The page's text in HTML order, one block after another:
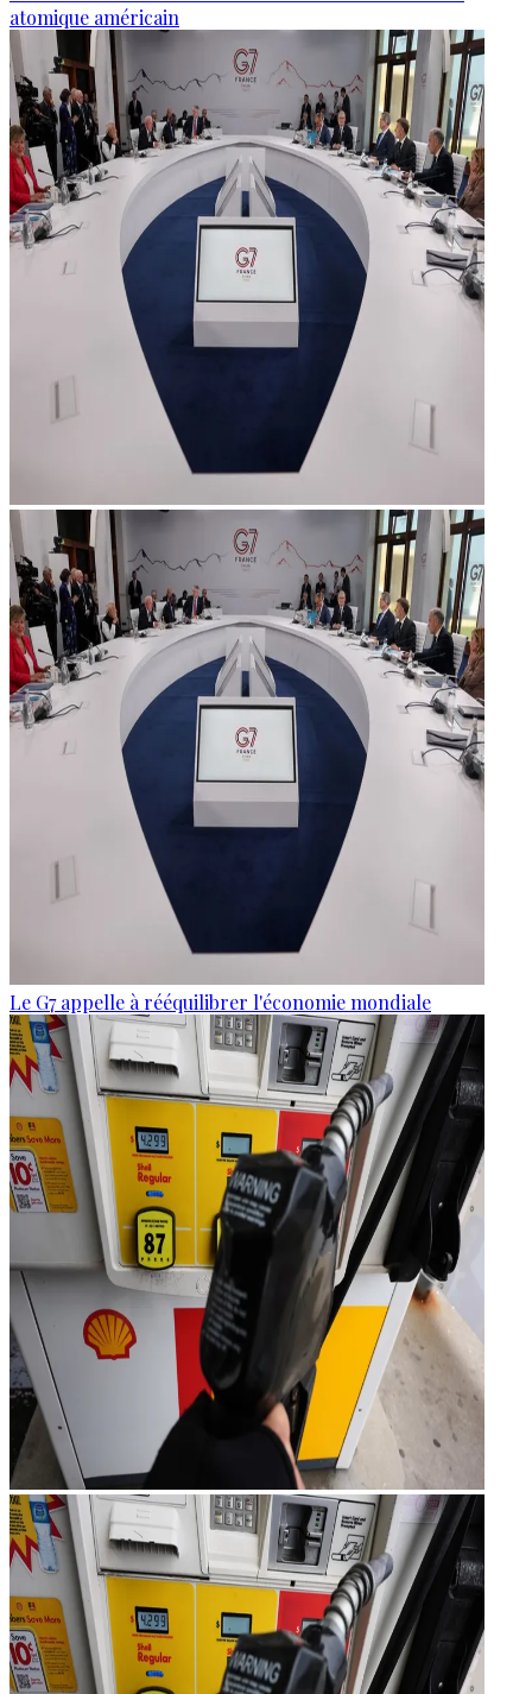
atomique américain
Le G7 appelle à rééquilibrer l'économie mondiale